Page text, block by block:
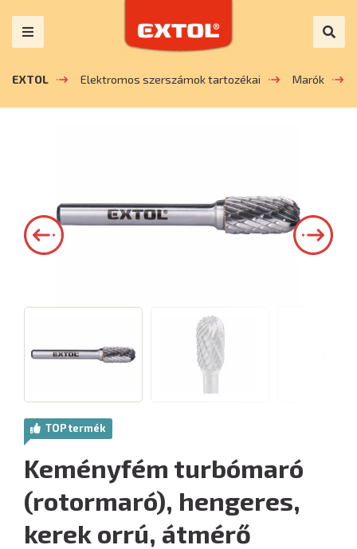
EXTOL Elektromos szerszámok tartozékai Marók
TOP termék
Keményfém turbómaró
(rotormaró), hengeres,
kerek orrú, átmérő